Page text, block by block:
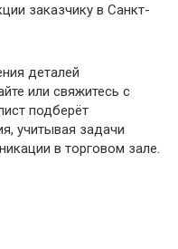
заказчику в Санкт-
деталей
или свяжитесь с
подберёт
учитывая задачи
в торговом зале.